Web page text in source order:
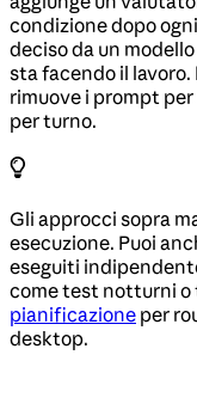
condizione dopo
deciso da un
sta facendo il
rimuove i prompt
per turno.
Gli approcci sopra
esecuzione. Puoi
eseguiti
come test notturni
pianificazione per
desktop.